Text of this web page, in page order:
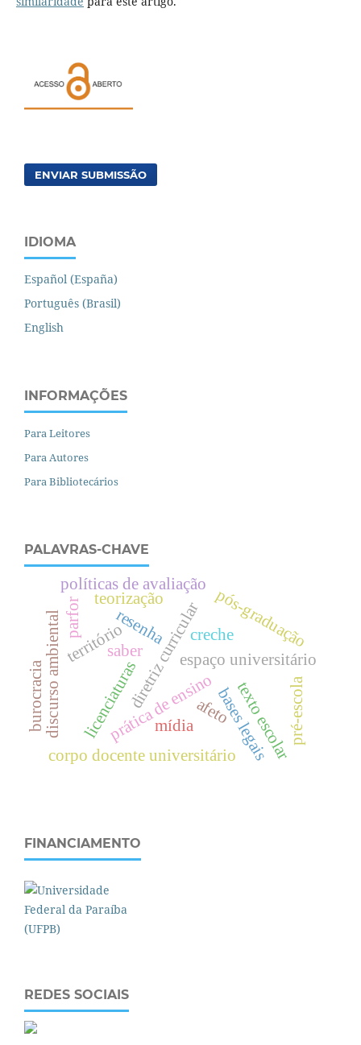
ENVIAR SUBMISSÃO
IDIOMA
Español (España)
Português (Brasil)
English
INFORMAÇÕES
Para Leitores
Para Autores
Para Bibliotecários
PALAVRAS-CHAVE
resenha
territóriodiretriz curricular
prática de ensino texto escolar
políticas de avaliação
espaço universitário
pós-graduação
saber
corpo docente universitário
discurso ambiental mídia
licenciaturas
parfor
pré-escola
creche
bases legais
teorização
afeto
burocracia
FINANCIAMENTO
REDES SOCIAIS